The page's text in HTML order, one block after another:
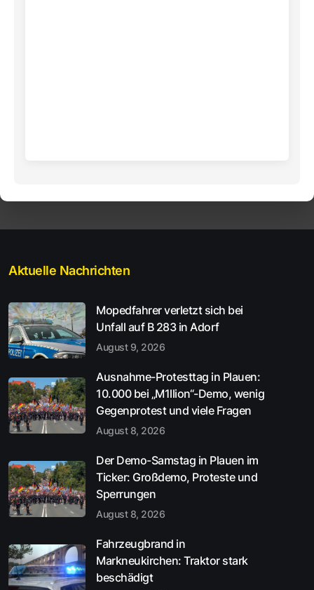
Aktuelle Nachrichten
Mopedfahrer verletzt sich bei
Unfall auf B 283 in Adorf
August 9, 2026
Ausnahme-Protesttag in Plauen:
10.000 bei „M1llion“-Demo, wenig
Gegenprotest und viele Fragen
August 8, 2026
Der Demo-Samstag in Plauen im
Ticker: Großdemo, Proteste und
Sperrungen
August 8, 2026
Fahrzeugbrand in
Markneukirchen: Traktor stark
beschädigt